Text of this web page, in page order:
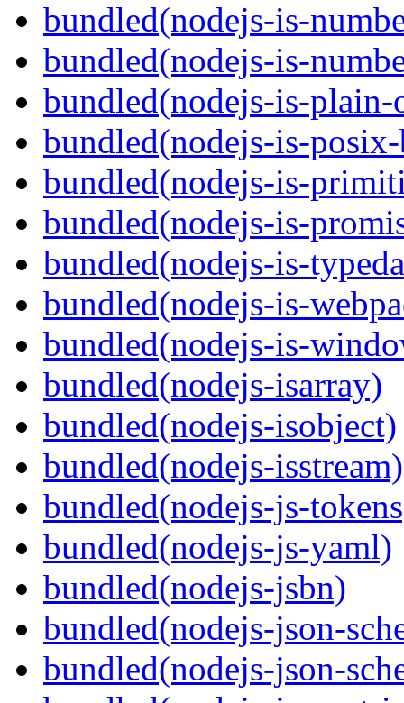
bundled(nodejs-is-
bundled(nodejs-is-
bundled(nodejs-is-
bundled(nodejs-is-
bundled(nodejs-is-
bundled(nodejs-is-
bundled(nodejs-is-
bundled(nodejs-is-
bundled(nodejs-is-
bundled(nodejs-isarray)
bundled(nodejs-isobject)
bundled(nodejs-isstream)
bundled(nodejs-js-
bundled(nodejs-js-yaml)
bundled(nodejs-jsbn)
bundled(nodejs-json-
bundled(nodejs-json-